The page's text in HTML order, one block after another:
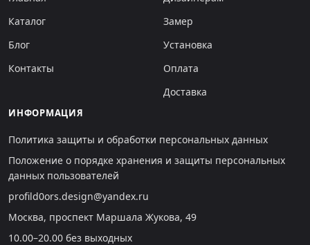
Каталог
Блог
Контакты
Замер
Установка
Оплата
Доставка
ИНФОРМАЦИЯ
Политика защиты и обработки персональных данных
Положение о порядке хранения и защиты персональных
данных пользователей
profild0ors.design@yandex.ru
Москва, проспект Маршала Жукова, 49
10.00–20.00 без выходных